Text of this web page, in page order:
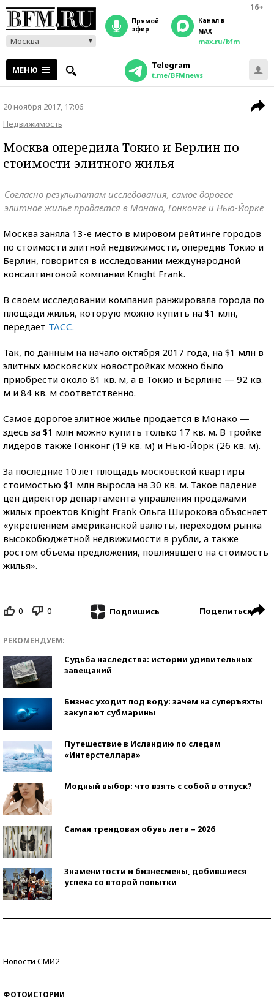
16+
Москва
прямой
эфир
Канал в
MAX
max.ru/bfm
МЕНЮ Telegram
t.me/BFMnews
20 ноября 2017, 17:06
Недвижимость
Москва опередила Токио и Берлин по
стоимости элитного жилья
Согласно результатам исследования, самое дорогое
элитное жилье продается в Монако, Гонконге и Нью-Йорке
Москва заняла 13-е место в мировом рейтинге городов
по стоимости элитной недвижимости, опередив Токио и
Берлин, говорится в исследовании международной
консалтинговой компании Knight Frank.
В своем исследовании компания ранжировала города по
площади жилья, которую можно купить на $1 млн,
передает ТАСС.
Так, по данным на начало октября 2017 года, на $1 млн в
элитных московских новостройках можно было
приобрести около 81 кв. м, а в Токио и Берлине — 92 кв.
м и 84 кв. м соответственно.
Самое дорогое элитное жилье продается в Монако —
здесь за $1 млн можно купить только 17 кв. м. В тройке
лидеров также Гонконг (19 кв. м) и Нью-Йорк (26 кв. м).
За последние 10 лет площадь московской квартиры
стоимостью $1 млн выросла на 30 кв. м. Такое падение
цен директор департамента управления продажами
жилых проектов Knight Frank Ольга Широкова объясняет
«укреплением американской валюты, переходом рынка
высокобюджетной недвижимости в рубли, а также
ростом объема предложения, повлиявшего на стоимость
жилья».
0 0 Подпишись Поделиться
РЕКОМЕНДУЕМ:
Судьба наследства: истории удивительных
завещаний
Бизнес уходит под воду: зачем на суперъяхты
закупают субмарины
Путешествие в Исландию по следам
«Интерстеллара»
Модный выбор: что взять с собой в отпуск?
Самая трендовая обувь лета – 2026
Знаменитости и бизнесмены, добившиеся
успеха со второй попытки
Новости СМИ2
ФОТОИСТОРИИ